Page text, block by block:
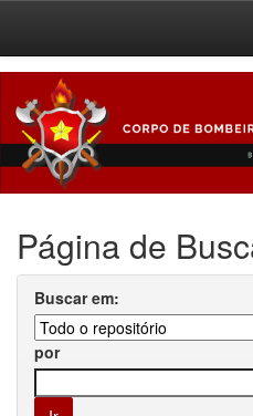
navigation
Página de
Buscar em:
por